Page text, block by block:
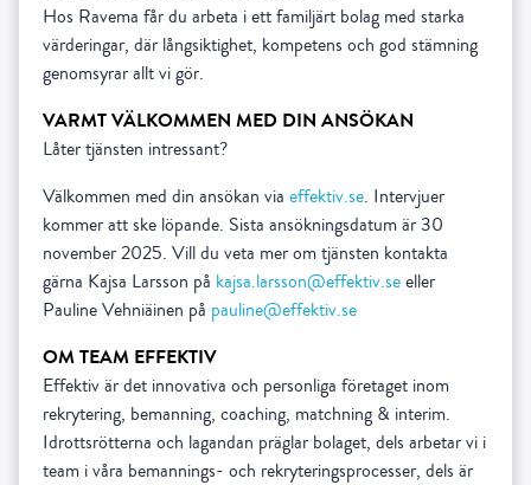
Hos Ravema får du arbeta i ett familjärt bolag med starka
värderingar, där långsiktighet, kompetens och god stämning
genomsyrar allt vi gör.
VARMT VÄLKOMMEN MED DIN ANSÖKAN
Låter tjänsten intressant?
Välkommen med din ansökan via effektiv.se. Intervjuer
kommer att ske löpande. Sista ansökningsdatum är 30
november 2025. Vill du veta mer om tjänsten kontakta
gärna Kajsa Larsson på kajsa.larsson@effektiv.seeller
Pauline Vehniäinen på pauline@effektiv.se
OM TEAM EFFEKTIV
Effektiv är det innovativa och personliga företaget inom
rekrytering, bemanning, coaching, matchning & interim.
Idrottsrötterna och lagandan präglar bolaget, dels arbetar vi i
team i våra bemannings- och rekryteringsprocesser, dels är